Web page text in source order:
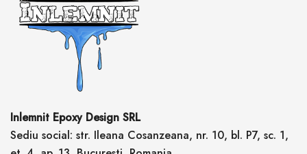
Inlemnit Epoxy Design SRL
Sediu social: str. Ileana Cosanzeana, nr. 10, bl. P7, sc. 1,